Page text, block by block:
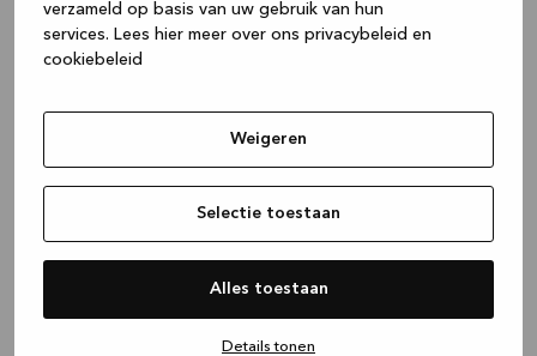
verzameld op basis van uw gebruik van hun
services. Lees hier meer over ons privacybeleid en
cookiebeleid
Weigeren
Selectie toestaan
Alles toestaan
Details tonen
(see the browser console for more
information).